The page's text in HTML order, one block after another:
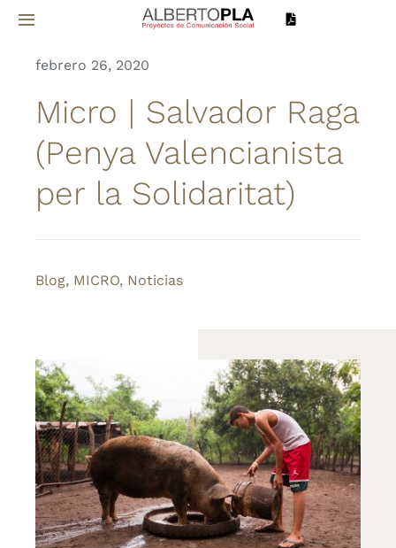
Saltar
contenido
Toggle
Sobre mí
Proyectos
febrero 26, 2020
Micro | Salvador Raga
(Penya Valencianista
per la Solidaritat)
Blog, MICRO, Noticias